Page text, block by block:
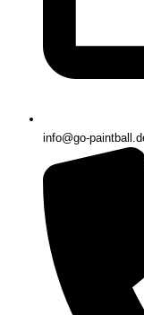
info@go-